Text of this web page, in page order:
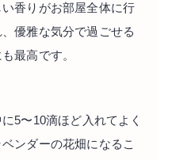
香りがお部屋全体に行
優雅な気分で過ごせる
最高です。
5〜10滴ほど入れてよく
ンダーの花畑になるこ